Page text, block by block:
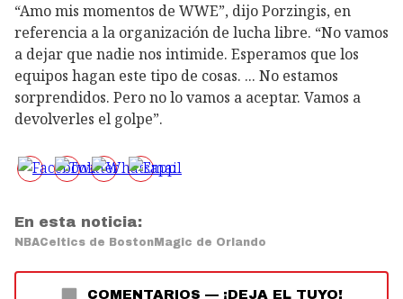
“Amo mis momentos de WWE”, dijo Porzingis, en
referencia a la organización de lucha libre. “No vamos
a dejar que nadie nos intimide. Esperamos que los
equipos hagan este tipo de cosas. ... No estamos
sorprendidos. Pero no lo vamos a aceptar. Vamos a
devolverles el golpe”.
En esta noticia:
NBACeltics de Boston Magic de Orlando
COMENTARIOS — ¡DEJA EL TUYO!